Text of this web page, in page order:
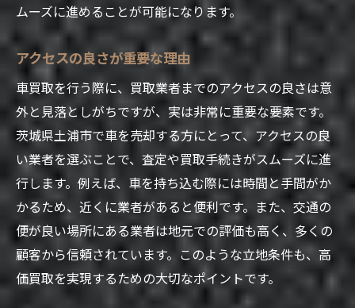
ムーズに進めることが可能になります。
アクセスの良さが重要な理由
車買取を行う際に、買取業者までのアクセスの良さは意
外と見落としがちですが、実は非常に重要な要素です。
茨城県土浦市で車を売却する方にとって、アクセスの良
い業者を選ぶことで、査定や買取手続きがスムーズに進
行します。例えば、車を持ち込む際には時間と手間がか
かるため、近くに業者があると便利です。また、交通の
便が良い場所にある業者は地元での評価も高く、多くの
顧客から信頼されています。このような立地条件も、高
価買取を実現するための大切なポイントです。